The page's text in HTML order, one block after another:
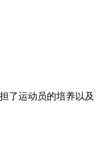
了运动员的培养以及